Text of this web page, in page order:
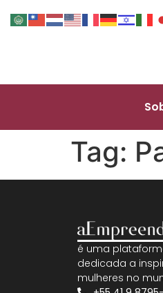
Tag:
é uma
dedicada a
mulheres no